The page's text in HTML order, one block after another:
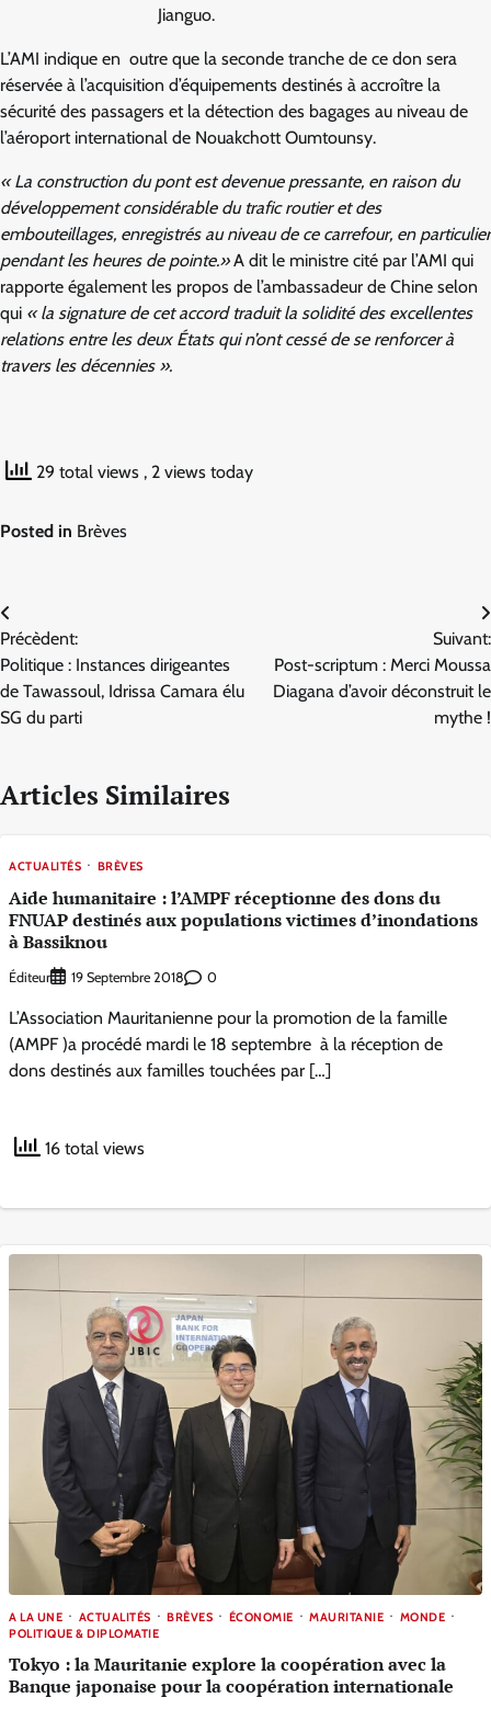
Jianguo.
L’AMI indique en outre que la seconde tranche de ce don sera
réservée à l’acquisition d’équipements destinés à accroître la
sécurité des passagers et la détection des bagages au niveau de
l’aéroport international de Nouakchott Oumtounsy.
« La construction du pont est devenue pressante, en raison du
développement considérable du trafic routier et des
embouteillages, enregistrés au niveau de ce carrefour, en particulier
pendant les heures de pointe.»A dit le ministre cité par l’AMI qui
rapporte également les propos de l’ambassadeur de Chine selon
qui « la signature de cet accord traduit la solidité des excellentes
relations entre les deux États qui n’ont cessé de se renforcer à
travers les décennies ».
29 total views , 2 views today
Posted in Brèves
Navigation
de
l’article
Précèdent:
Politique : Instances dirigeantes
de Tawassoul, Idrissa Camara élu
SG du parti
Suivant:
Post-scriptum : Merci Moussa
Diagana d’avoir déconstruit le
mythe !
Articles Similaires
ACTUALITÉS BRÈVES
Aide humanitaire : l’AMPF réceptionne des dons du
FNUAP destinés aux populations victimes d’inondations
à Bassiknou
Éditeur 19 Septembre 2018 0
L’Association Mauritanienne pour la promotion de la famille
(AMPF )a procédé mardi le 18 septembre à la réception de
dons destinés aux familles touchées par […]
16 total views
A LA UNE ACTUALITÉS BRÈVES ÉCONOMIE MAURITANIE
MONDE
POLITIQUE & DIPLOMATIE
Tokyo : la Mauritanie explore la coopération avec la
Banque japonaise pour la coopération internationale